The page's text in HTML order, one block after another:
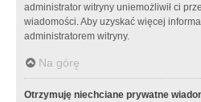
administrator witryny uniemożliwił ci
wiadomości. Aby uzyskać więcej
administratorem witryny.
Na górę
Otrzymuję niechciane prywatne